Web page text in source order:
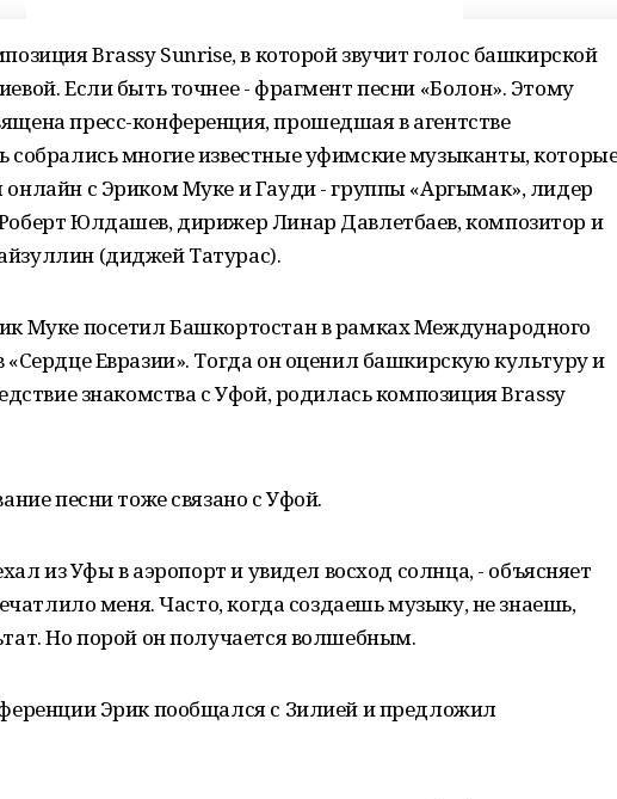
Brassy Sunrise, в которой звучит голос башкирской
Если быть точнее - фрагмент песни «Болон». Этому
пресс-конференция, прошедшая в агентстве
многие известные уфимские музыканты,
онлайн с Эриком Муке и Гауди - группы «Аргымак», лидер
Юлдашев, дирижер Линар Давлетбаев, композитор и
(диджей Татурас).
Муке посетил Башкортостан в рамках Международного
«Сердце Евразии». Тогда он оценил башкирскую культуру и
знакомства с Уфой, родилась композиция Brassy
песни тоже связано с Уфой.
из Уфы в аэропорт и увидел восход солнца, - объясняет
меня. Часто, когда создаешь музыку, не знаешь,
Но порой он получается волшебным.
Эрик пообщался с Зилией и предложил